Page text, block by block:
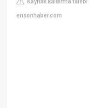
Kaynak kaldırma talebi
ensonhaber.com